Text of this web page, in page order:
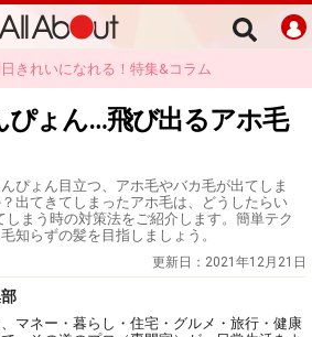
きれいになれる！特集&コラム
ぴょん…飛び出るアホ毛
ぴょん目立つ、アホ毛やバカ毛が出てしま
出てきてしまったアホ毛は、どうしたらい
まう時の対策法をご紹介します。簡単テク
知らずの髪を目指しましょう。
更新日： 2021年12月21日
、マネー・暮らし・住宅・グルメ・旅行・健康